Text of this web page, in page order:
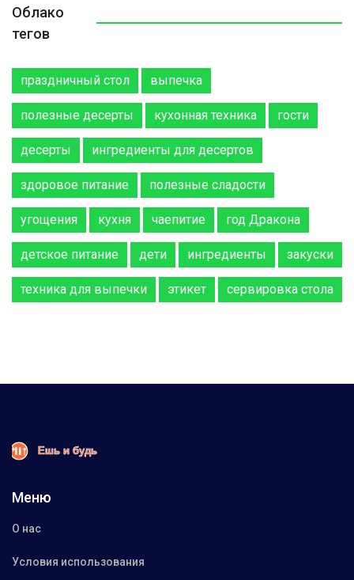
Облако
тегов
праздничный стол выпечка
полезные десерты кухонная техника гости
десерты ингредиенты для десертов
здоровое питание полезные сладости
угощения кухня чаепитие год Дракона
детское питание дети ингредиенты закуски
техника для выпечки этикет сервировка стола
Меню
О нас
Условия использования